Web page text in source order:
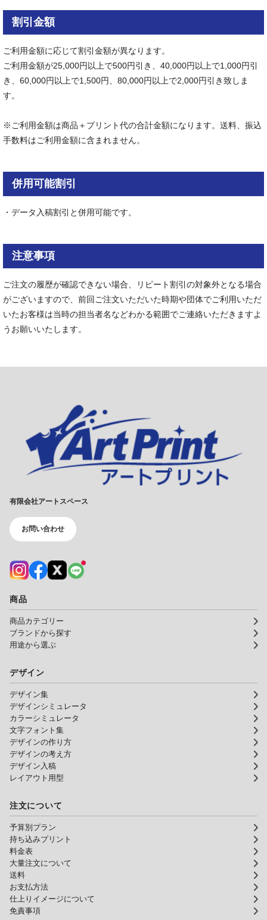
割引金額
ご利用金額に応じて割引金額が異なります。
ご利用金額が25,000円以上で500円引き、40,000円以上で1,000円引
き、60,000円以上で1,500円、80,000円以上で2,000円引き致しま
す。
※ご利用金額は商品＋プリント代の合計金額になります。送料、振込
手数料はご利用金額に含まれません。
併用可能割引
・データ入稿割引と併用可能です。
注意事項
ご注文の履歴が確認できない場合、リピート割引の対象外となる場合
がございますので、前回ご注文いただいた時期や団体でご利用いただ
いたお客様は当時の担当者名などわかる範囲でご連絡いただきますよ
うお願いいたします。
有限会社アートスペース
お問い合わせ
商品
商品カテゴリー
ブランドから探す
用途から選ぶ
デザイン
デザイン集
デザインシミュレータ
カラーシミュレータ
文字フォント集
デザインの作り方
デザインの考え方
デザイン入稿
レイアウト用型
注文について
予算別プラン
持ち込みプリント
料金表
大量注文について
送料
お支払方法
仕上りイメージについて
免責事項